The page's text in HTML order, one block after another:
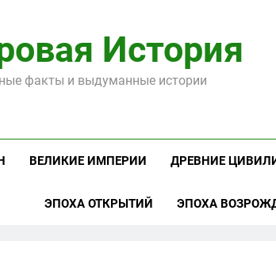
История
факты и выдуманные истории
ВЕЛИКИЕ ИМПЕРИИ ДРЕВНИЕ
ЭПОХА ОТКРЫТИЙ ЭПОХА